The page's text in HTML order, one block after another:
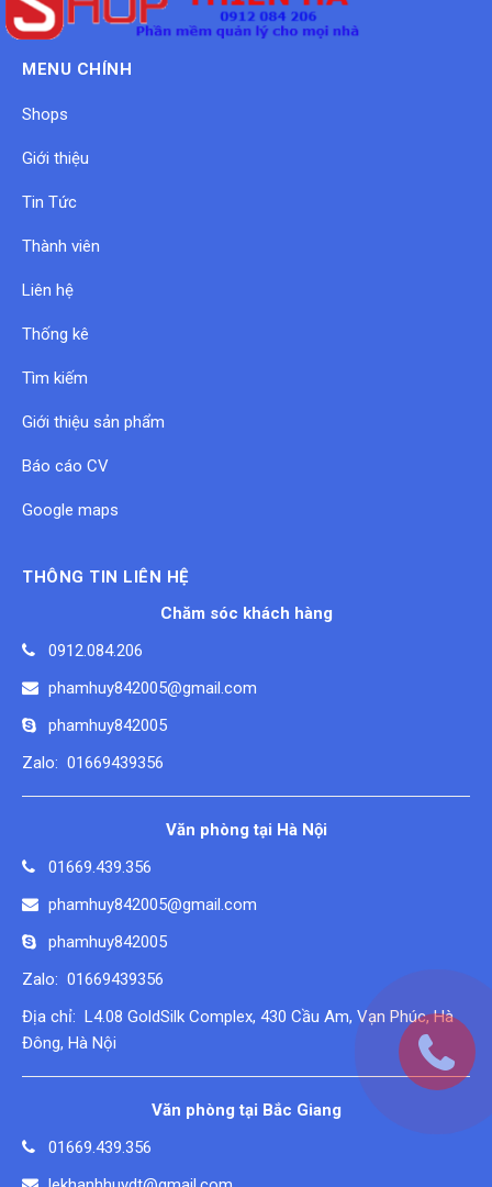
MENU CHÍNH
Shops
Giới thiệu
Tin Tức
Thành viên
Liên hệ
Thống kê
Tìm kiếm
Giới thiệu sản phẩm
Báo cáo CV
Google maps
THÔNG TIN LIÊN HỆ
Chăm sóc khách hàng
0912.084.206
phamhuy842005@gmail.com
phamhuy842005
Zalo: 01669439356
Văn phòng tại Hà Nội
01669.439.356
phamhuy842005@gmail.com
phamhuy842005
Zalo: 01669439356
Địa chỉ: L4.08 GoldSilk Complex, 430 Cầu Am, Vạn Phúc, Hà
Đông, Hà Nội
Văn phòng tại Bắc Giang
01669.439.356